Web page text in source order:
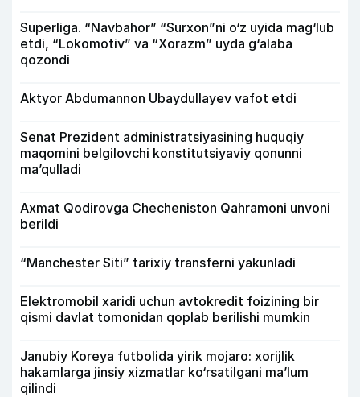
Superliga. “Navbahor” “Surxon”ni o‘z uyida mag‘lub
etdi, “Lokomotiv” va “Xorazm” uyda g‘alaba
qozondi
Aktyor Abdu­mannon Ubaydullayev vafot etdi
Senat Prezident administratsiyasining huquqiy
maqomini belgilovchi konstitutsiyaviy qonunni
ma’qulladi
Axmat Qodirovga Checheniston Qahramoni unvoni
berildi
“Manchester Siti” tarixiy transferni yakunladi
Elektromobil xaridi uchun avtokredit foizining bir
qismi davlat tomonidan qoplab berilishi mumkin
Janubiy Koreya futbolida yirik mojaro: xorijlik
hakamlarga jinsiy xizmatlar ko‘rsatilgani ma’lum
qilindi